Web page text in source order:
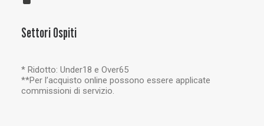
Settori Ospiti
* Ridotto: Under18 e Over65
**Per l’acquisto online possono essere applicate
commissioni di servizio.